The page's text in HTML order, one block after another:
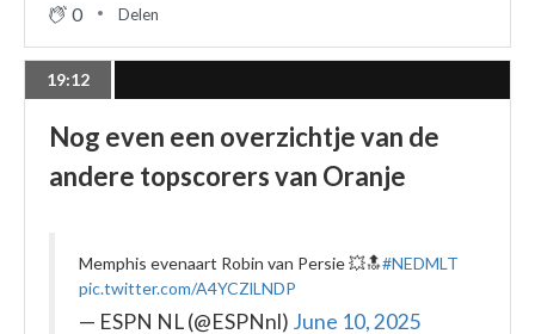
0 Delen
19:12
Nog even een overzichtje van de
andere topscorers van Oranje
Memphis evenaart Robin van Persie 💥🔝#NEDMLT
pic.twitter.com/A4YCZlLNDP
— ESPN NL (@ESPNnl) June 10, 2025